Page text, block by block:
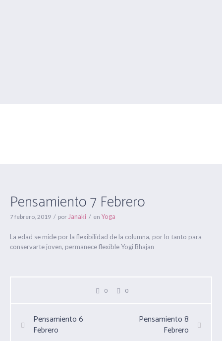
Pensamiento 7 Febrero
7 febrero, 2019 por Janaki en Yoga
La edad se mide por la flexibilidad de la columna, por lo tanto para
conservarte joven, permanece flexible Yogi Bhajan
0 0
Pensamiento 6
Febrero
Pensamiento 8
Febrero